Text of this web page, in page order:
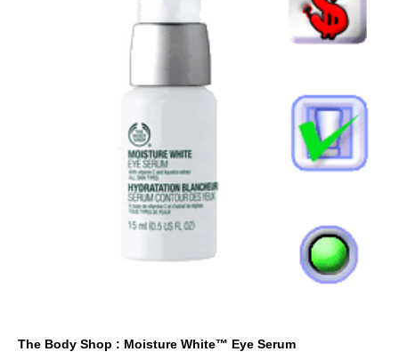
The Body Shop : Moisture White™ Eye Serum